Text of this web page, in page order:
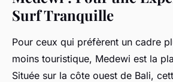
Surf Tranquille
Pour ceux qui préfèrent un cadre
moins touristique, Medewi est la
Située sur la côte ouest de Bali,